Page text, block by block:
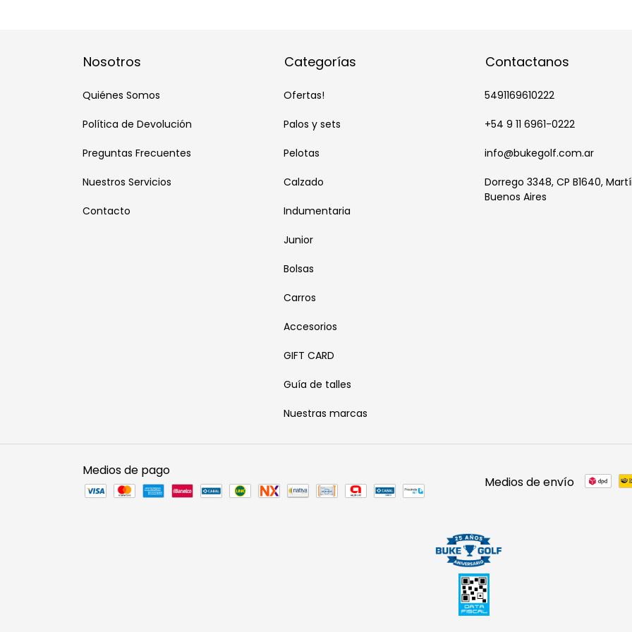
Nosotros
Quiénes Somos
Política de Devolución
Preguntas Frecuentes
Nuestros Servicios
Contacto
Categorías
Ofertas!
Palos y sets
Pelotas
Calzado
Indumentaria
Junior
Bolsas
Carros
Accesorios
GIFT CARD
Guía de talles
Nuestras marcas
Contactanos
5491169610222
+54 9 11 6961-0222
info@bukegolf.com.ar
Dorrego 3348, CP B1640,
Buenos Aires
Medios de pago
Medios de envío